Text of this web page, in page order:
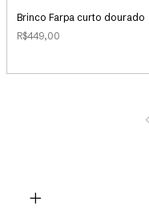
Brinco Farpa curto dourado
R$449,00